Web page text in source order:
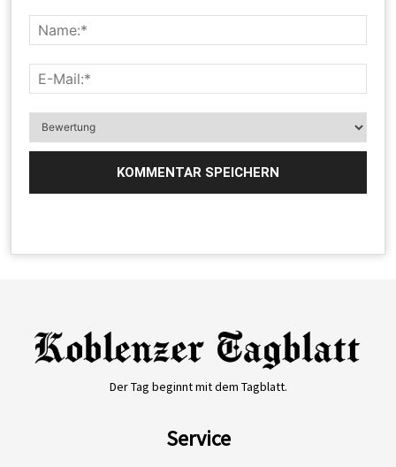
Der Tag beginnt mit dem Tagblatt.
Service